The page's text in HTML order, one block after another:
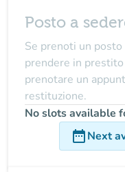
Posto a
Se prenoti un
prendere in
prenotare un
restituzione.
No slots available
date_rangeNext